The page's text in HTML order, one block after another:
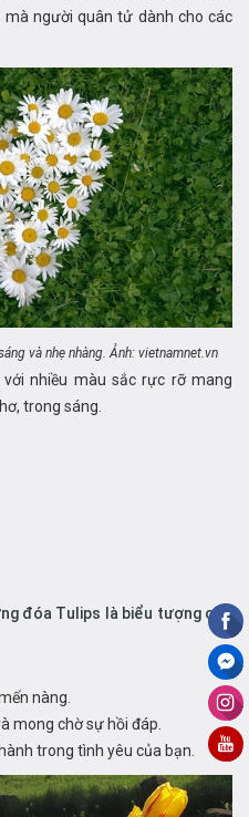
người quân tử dành cho các
và nhẹ nhàng. Ảnh: vietnamnet.vn
nhiều màu sắc rực rỡ mang
trong sáng.
đóa Tulips là biểu tượng cho
nàng.
mong chờ sự hồi đáp.
trong tình yêu của bạn.